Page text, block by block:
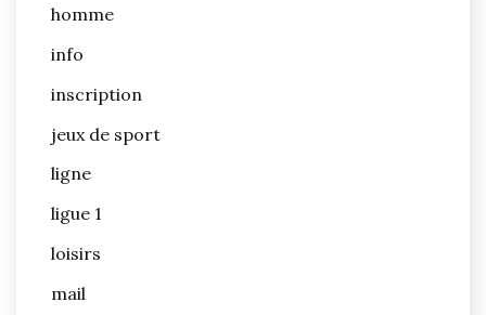
homme
info
inscription
jeux de sport
ligne
ligue 1
loisirs
mail